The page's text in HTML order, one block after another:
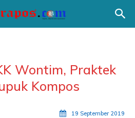
Wontim, Praktek
Kompos
19 September 2019